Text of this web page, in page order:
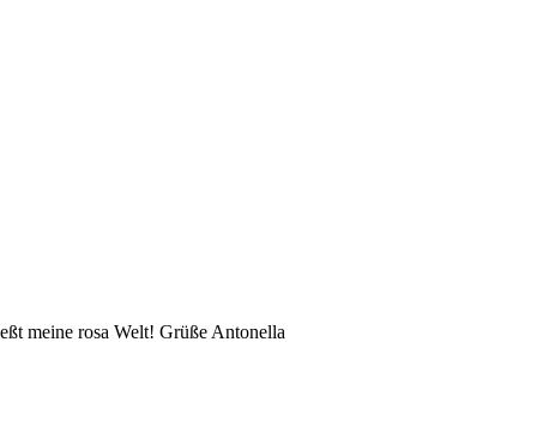
meine rosa Welt! Grüße Antonella